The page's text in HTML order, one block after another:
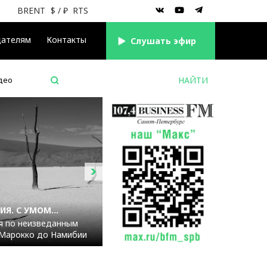
Контакты Cлушать эфир
BRENT $ / ₽ RTS
С УМОМ...
по неизведанным
до Намибии